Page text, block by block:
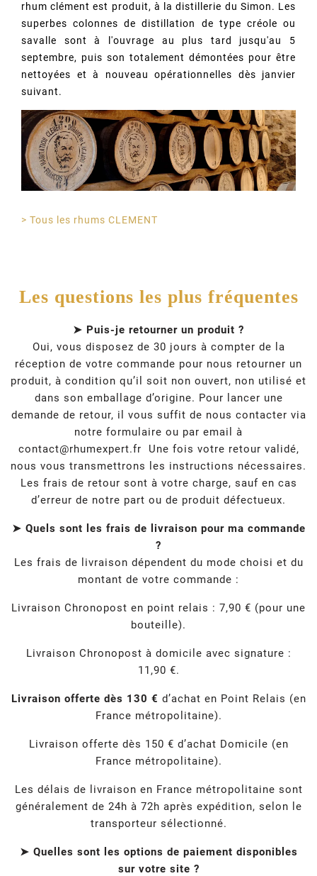
rhum clément est produit, à la distillerie du Simon. Les
superbes colonnes de distillation de type créole ou
savalle sont à l'ouvrage au plus tard jusqu'au 5
septembre, puis son totalement démontées pour être
nettoyées et à nouveau opérationnelles dès janvier
suivant.
> Tous les rhums CLEMENT
Les questions les plus fréquentes
➤ Puis-je retourner un produit ?
Oui, vous disposez de 30 jours à compter de la
réception de votre commande pour nous retourner un
produit, à condition qu’il soit non ouvert, non utilisé et
dans son emballage d’origine. Pour lancer une
demande de retour, il vous suffit de nous contacter via
notre formulaire ou par email à
contact@rhumexpert.fr Une fois votre retour validé,
nous vous transmettrons les instructions nécessaires.
Les frais de retour sont à votre charge, sauf en cas
d’erreur de notre part ou de produit défectueux.
➤ Quels sont les frais de livraison pour ma commande
?
Les frais de livraison dépendent du mode choisi et du
montant de votre commande :
Livraison Chronopost en point relais : 7,90 € (pour une
bouteille).
Livraison Chronopost à domicile avec signature :
11,90 €.
Livraison offerte dès 130 € d’achat en Point Relais (en
France métropolitaine).
Livraison offerte dès 150 € d’achat Domicile (en
France métropolitaine).
Les délais de livraison en France métropolitaine sont
généralement de 24h à 72h après expédition, selon le
transporteur sélectionné.
➤ Quelles sont les options de paiement disponibles
sur votre site ?